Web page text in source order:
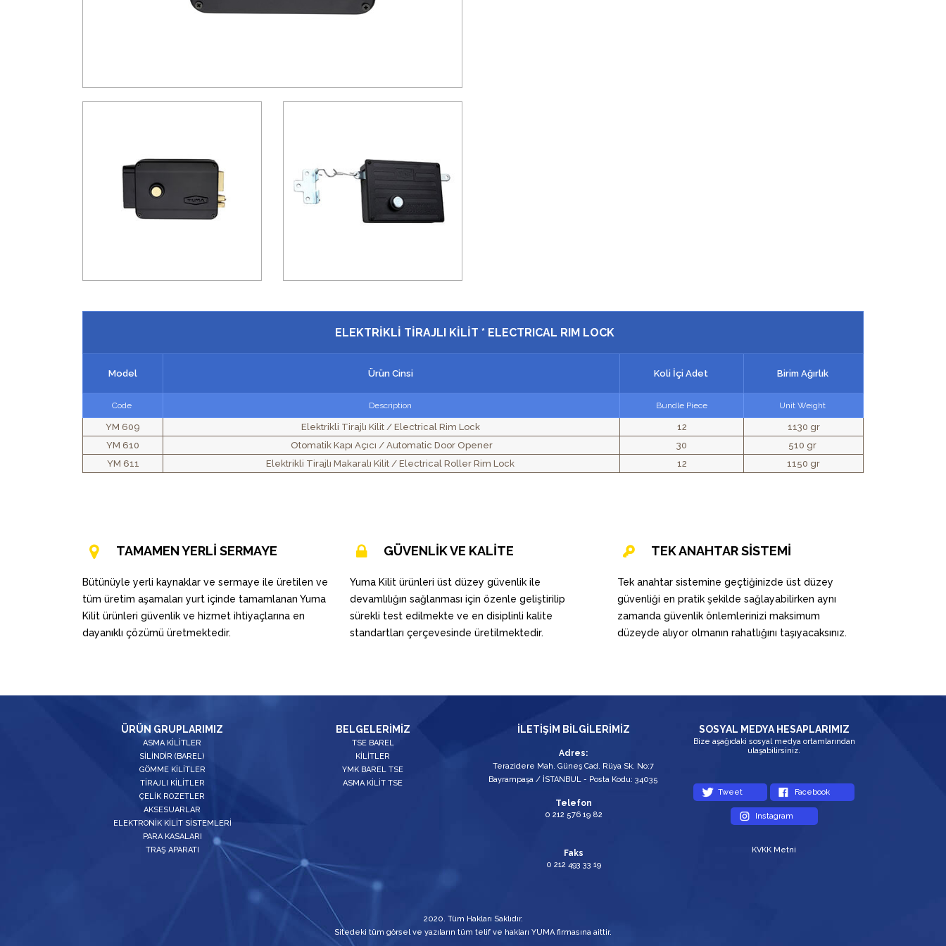
ELEKTRİKLİ TİRAJLI KİLİT * ELECTRICAL RIM LOCK
Model Ürün Cinsi Koli İçi Adet Birim Ağırlık
Code Description Bundle Piece Unit Weight
YM 609 Elektrikli Tirajlı Kilit / Electrical Rim Lock 12
1130 gr
YM 610
Otomatik Kapı Açıcı / Automatic Door Opener 30
510 gr
YM 611
Elektrikli Tirajlı Makaralı Kilit / Electrical Roller Rim Lock 12 1150 gr
TAMAMEN YERLİ SERMAYE
Bütünüyle yerli kaynaklar ve sermaye ile üretilen ve
tüm üretim aşamaları yurt içinde tamamlanan Yuma
Kilit ürünleri güvenlik ve hizmet ihtiyaçlarına en
dayanıklı çözümü üretmektedir.
GÜVENLİK VE KALİTE
Yuma Kilit ürünleri üst düzey güvenlik ile
devamlılığın sağlanması için özenle geliştirilip
sürekli test edilmekte ve en disiplinli kalite
standartları çerçevesinde üretilmektedir.
TEK ANAHTAR SİSTEMİ
Tek anahtar sistemine geçtiğinizde üst düzey
güvenliği en pratik şekilde sağlayabilirken aynı
zamanda güvenlik önlemlerinizi maksimum
düzeyde alıyor olmanın rahatlığını taşıyacaksınız.
ÜRÜN GRUPLARIMIZ
ASMA KİLİTLER
SİLİNDİR (BAREL)
GÖMME KİLİTLER
TİRAJLI KİLİTLER
ÇELİK ROZETLER
AKSESUARLAR
ELEKTRONİK KİLİT SİSTEMLERİ
PARA KASALARI
TRAŞ APARATI
BELGELERİMİZ
TSE BAREL
KİLİTLER
YMK BAREL TSE
ASMA KİLİT TSE
İLETİŞİM BİLGİLERİMİZ
Adres:
Terazidere Mah. Güneş Cad. Rüya Sk. No:7
Bayrampaşa / İSTANBUL - Posta Kodu: 34035
Telefon
0 212 576 19 82
Faks
0 212 493 33 19
SOSYAL MEDYA HESAPLARIMIZ
Bize aşağıdaki sosyal medya ortamlarından
ulaşabilirsiniz.
Tweet Facebook
Instagram
KVKK Metni
2020. Tüm Hakları Saklıdır.
Sitedeki tüm görsel ve yazıların tüm telif ve hakları YUMA firmasına aittir.